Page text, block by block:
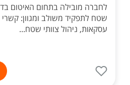
לחברה מובילה בתחום האיטום
שטח לתפקיד משולב ומגוון: קשרי
עסקאות, ניהול צוותי שטח...